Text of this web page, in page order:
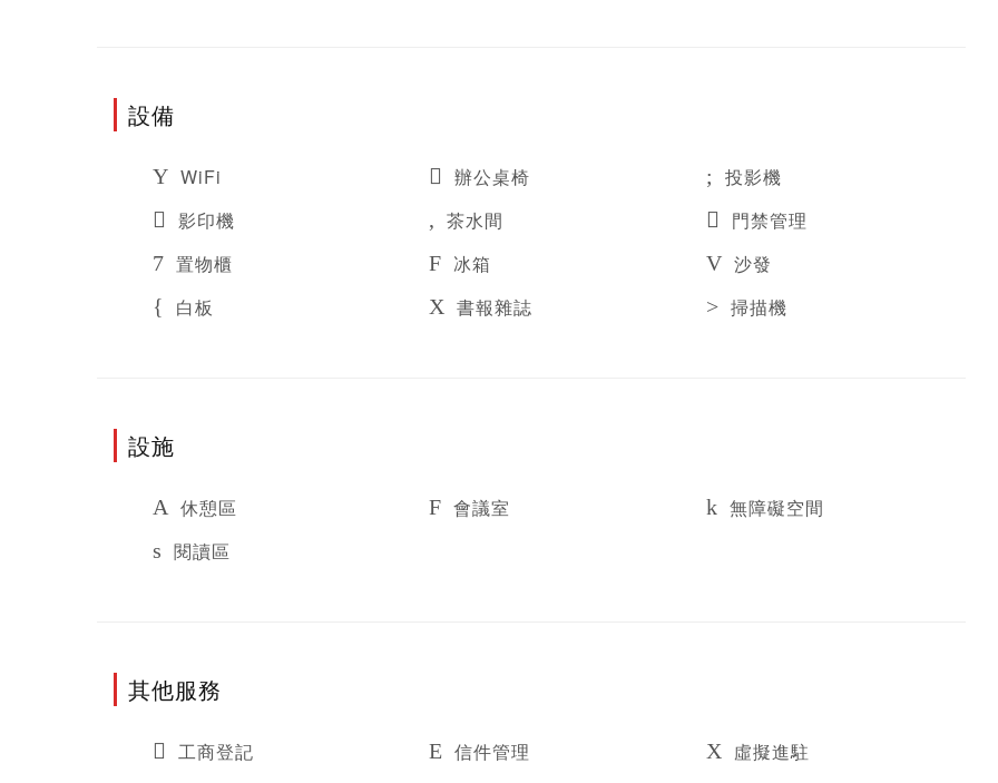
設備
WiFi 辦公桌椅
投影機
影印機
茶水間
門禁管理
置物櫃
冰箱
沙發
白板
書報雜誌 掃描機
設施
休憩區 會議室
無障礙空間
閱讀區
其他服務
工商登記 信件管理
虛擬進駐